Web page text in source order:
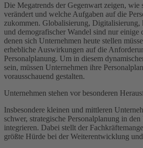
Die Megatrends der Gegenwart zeigen,
verändert und welche Aufgaben auf die
zukommen. Globalisierung, Digitalisierung,
und demografischer Wandel sind nur einige
denen sich Unternehmen heute stellen
erhebliche Auswirkungen auf die
Personalplanung. Um in diesem
sein, müssen Unternehmen ihre
vorausschauend gestalten.
Unternehmen stehen vor besonderen
Insbesondere kleinen und mittleren
schwer, strategische Personalplanung in
integrieren. Dabei stellt der
größte Hürde bei der Weiterentwicklung